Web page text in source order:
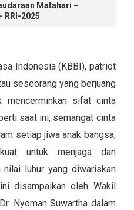
Matahari –
RRI-2025
Indonesia (KBBI), patriot
seseorang yang berjuang
mencerminkan sifat cinta
saat ini, semangat cinta
setiap jiwa anak bangsa,
untuk menjaga dan
luhur yang diwariskan
disampaikan oleh Wakil
Nyoman Suwartha dalam